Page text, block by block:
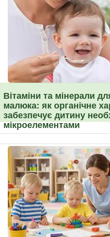
Вітаміни та мінерали
малюка: як органічне
забезпечує дитину
мікроелементами